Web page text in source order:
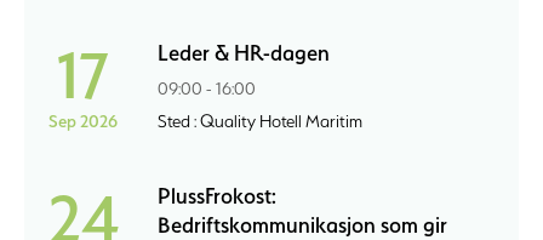
17
Sep 2026
Leder & HR-dagen
09:00 - 16:00
Sted : Quality Hotell Maritim
24
PlussFrokost:
Bedriftskommunikasjon som gir